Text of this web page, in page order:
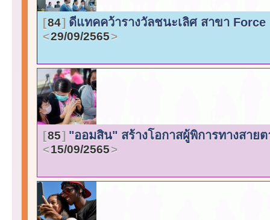
84 ดีแทคคว้ารางวัลชนะเลิศ สาขา
29/09/2565
85 "ออมสิน" สร้างโอกาสผู้พิการทางสาย
15/09/2565